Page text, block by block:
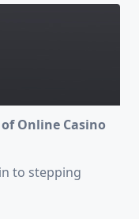
Online Casino
to stepping